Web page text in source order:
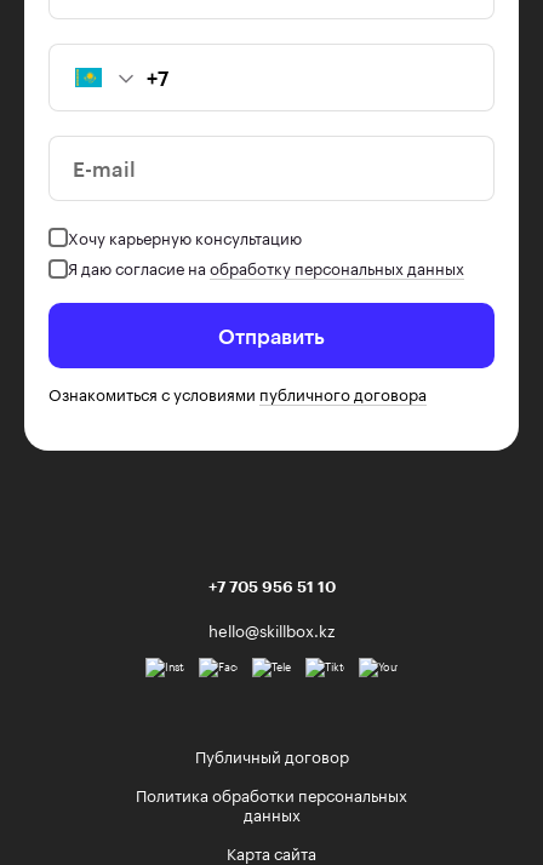
E-mail
Хочу карьерную консультацию
Я даю согласие на обработку персональных данных
Отправить
Ознакомиться с условиями публичного договора
+7 705 956 51 10
hello@skillbox.kz
Публичный договор
Политика обработки персональных
данных
Карта сайта